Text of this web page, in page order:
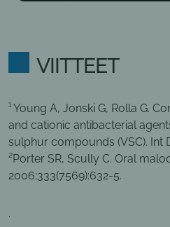
VIITTEET
¹ Young A, Jonski G, Rolla G.
and cationic antibacterial
sulphur compounds (VSC). Int
²Porter SR, Scully C. Oral
2006;333(7569):632-5.
.​